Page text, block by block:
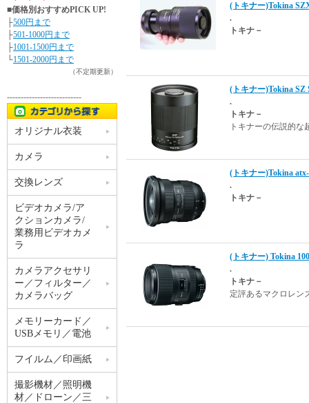
(トキナー)Tokina
.
トキナ－
(トキナー)Tokina SZ
.
トキナ－
トキナーの伝説的
(トキナー)Tokina
.
トキナ－
(トキナー) Tokina
.
トキナ－
定評あるマクロレン
■価格別おすすめPICK UP!
├500円まで
├501-1000円まで
├1001-1500円まで
└1501-2000円まで
（不定期更新）
---------------------------
オリジナル衣装
カメラ
交換レンズ
ビデオカメラ/ア
クションカメラ/
業務用ビデオカメ
ラ
カメラアクセサリ
ー／フィルター／
カメラバッグ
メモリーカード／
USBメモリ／電池
フイルム／印画紙
撮影機材／照明機
材／ドローン／三